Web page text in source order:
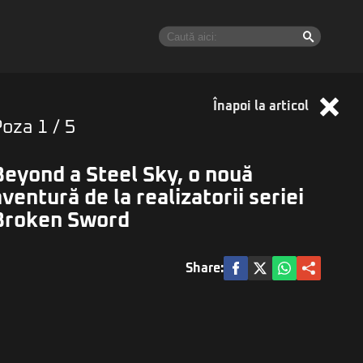
Înapoi la articol
1 / 5
a Steel Sky, o nouă
de la realizatorii seriei
Sword
Share: